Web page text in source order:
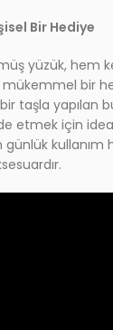
Bir Hediye
yüzük, hem
mükemmel bir
taşla yapılan
etmek için
kullanım